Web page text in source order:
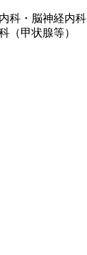
科・脳神経内科
（甲状腺等）